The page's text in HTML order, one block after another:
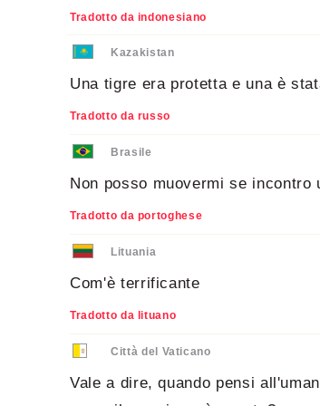
Tradotto da indonesiano
Kazakistan
Una tigre era protetta e una è
Tradotto da russo
Brasile
Non posso muovermi se incontro
Tradotto da portoghese
Lituania
Com'è terrificante
Tradotto da lituano
Città del Vaticano
Vale a dire, quando pensi